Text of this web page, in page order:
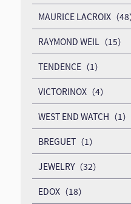
MAURICE LACROIX（48
RAYMOND WEIL（15）
TENDENCE（1）
VICTORINOX（4）
WEST END WATCH（1）
BREGUET（1）
JEWELRY（32）
EDOX（18）